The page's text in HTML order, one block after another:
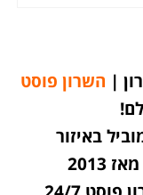
| השרון פוסט
באיזור